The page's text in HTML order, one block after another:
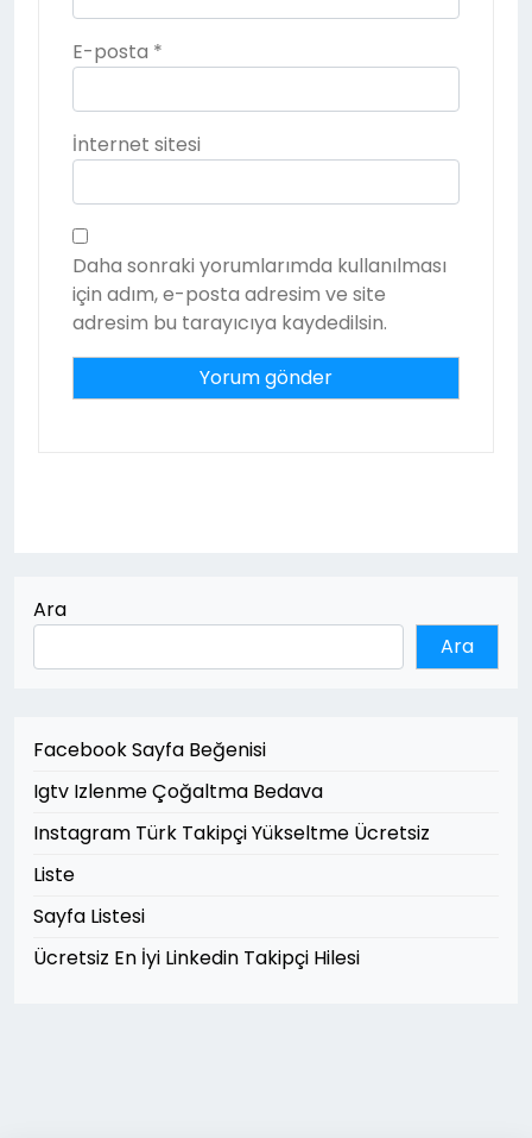
E-posta *
İnternet sitesi
Daha sonraki yorumlarımda kullanılması
için adım, e-posta adresim ve site
adresim bu tarayıcıya kaydedilsin.
Ara
Ara
Facebook Sayfa Beğenisi
Igtv Izlenme Çoğaltma Bedava
Instagram Türk Takipçi Yükseltme Ücretsiz
Liste
Sayfa Listesi
Ücretsiz En İyi Linkedin Takipçi Hilesi